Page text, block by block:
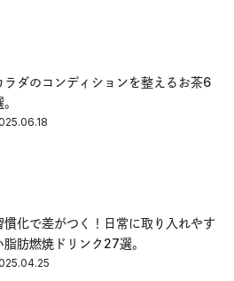
ラダのコンディションを整えるお茶6
慣化で差がつく！日常に取り入れやす
脂肪燃焼ドリンク27選。